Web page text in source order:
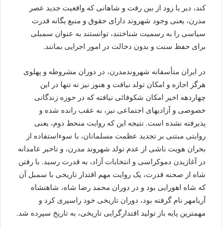
کند، دیر یا زود از بین رفت و شاهانی که واقعیت جدید عصر
مدرن، یعنی وجود شهروند دارای حقوق و منبع یگانه قدرت
سیاسی را به رسمیت شناختند، توانستند به عنوان سمبلی
برای حفظ سنت و بدون دخالت در امور اجرایی بمانند.
در ایران متأسفانه شهروندمدرن، در دوران مشروطه و پهلوی
هرگز اجازه و امکان تولد نیافت و هنوز نیز نه تنها در این
چهاردهه اخیر امکان شکوفائی نیافته که در حوزه زندگانی
خصوصی و آزادیهای اجتماعی نیز، به عقب رانده شده و
پذیرفته نشده است. نتیجه این که روایت منحط دوم، یعنی
روایتی مبتنی بر تجدید عظمت مسلمانان، با سوءاستفاده از
بحران هویت ناشی از عدم تولد شهروند مدرن، و تاخیر عامدانه
در آغازیدن دموکراسی و انتخابات آزاد، به قدرت رسید. با رفتن
شاه از صحنه قدرت، یک روایت مهم اقتدار تاریخی با سمبل آن
که شاه اهورایی بود و در دوران محمد رضا شاه، شاهنشاه
آریامهر نام گرفته بود، دوران تاریخی خود راسپری کرد و
مهمترین پایه باز تولید اقتدارگرایی تاریخی، به تاریخ سپرده شد.